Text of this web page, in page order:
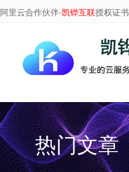
阿里云合作伙伴-凯铧互联授权证书
热门文章